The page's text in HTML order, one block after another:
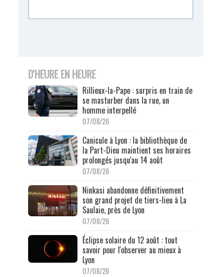
D'HEURE EN HEURE
Rillieux-la-Pape : surpris en train de
se masturber dans la rue, un
homme interpellé
07/08/26
Canicule à Lyon : la bibliothèque de
la Part-Dieu maintient ses horaires
prolongés jusqu'au 14 août
07/08/26
Ninkasi abandonne définitivement
son grand projet de tiers-lieu à La
Saulaie, près de Lyon
07/08/26
Éclipse solaire du 12 août : tout
savoir pour l'observer au mieux à
Lyon
07/08/26